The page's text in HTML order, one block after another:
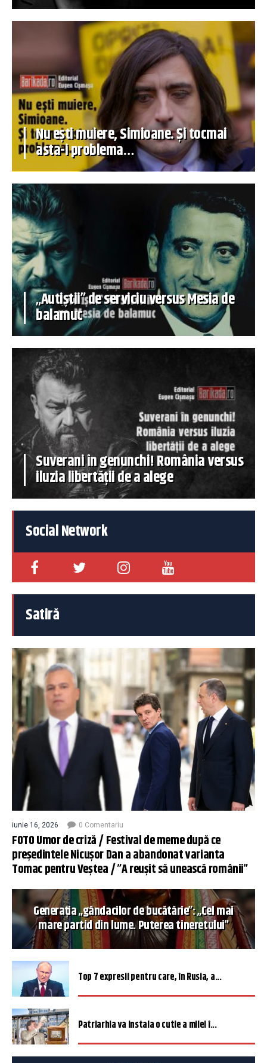
Nu ești muiere, Simioane. Și tocmai
asta-i problema…
„Autiștii” de serviciu versus Mesia de
balamuc
Suverani în genunchi! România versus
iluzia libertății de a alege
Social Network
Satiră
iunie 16, 2026 0 Comentariu
FOTO Umor de criză / Festival de meme după ce
președintele Nicușor Dan a abandonat varianta
Tomac pentru Veștea / ”A reușit să unească românii”
Generația „gândacilor de bucătărie”: „Cel mai
mare partid din lume. Puterea tineretului”
Top 7 expresii pentru care, în Rusia, a...
Patriarhia va instala o cutie a milei î...